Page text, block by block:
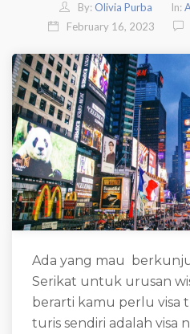
By: Olivia Purba In:
February 16, 2023
Ada yang mau
Serikat untuk urusan
berarti kamu perlu visa
turis sendiri adalah visa